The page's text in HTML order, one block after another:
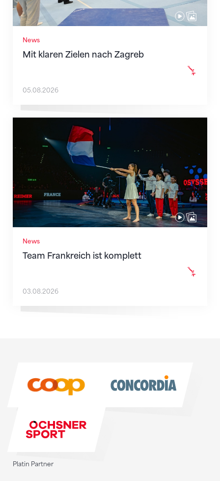
News
Mit klaren Zielen nach Zagreb
05.08.2026
News
Team Frankreich ist komplett
Team Frankreich ist komplett
03.08.2026
Platin Partner